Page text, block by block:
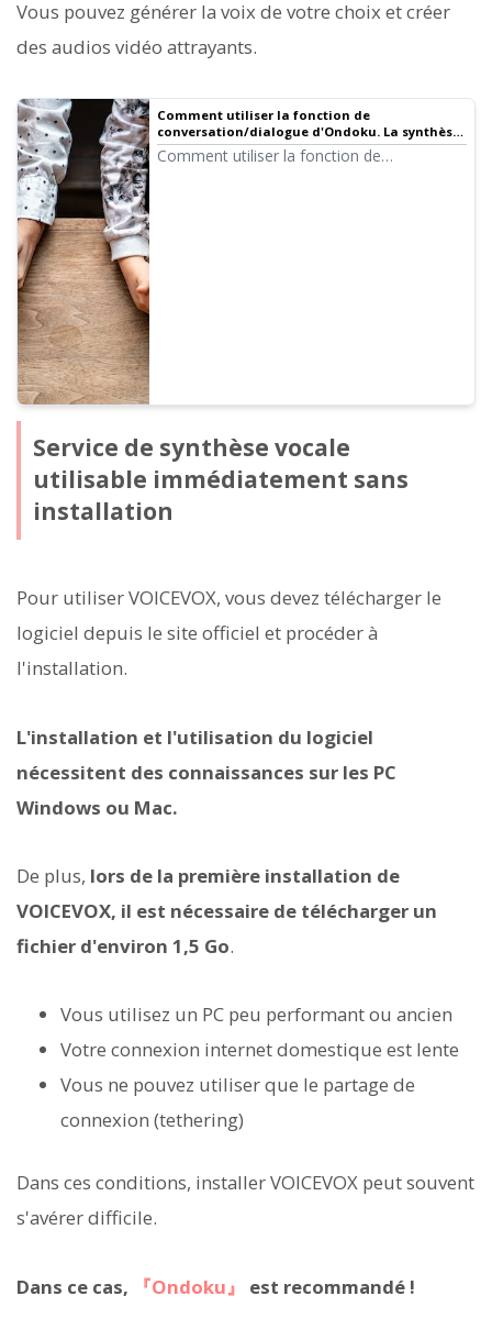
Vous pouvez générer la voix de votre choix et créer
des audios vidéo attrayants.
Comment utiliser la fonction de
conversation/dialogue d'Ondoku. La synthèse
vocale rend les supports d'écoute et la
création de textes longs plus pratiques !
Comment utiliser la fonction de
Service de synthèse vocale
utilisable immédiatement sans
installation
Pour utiliser VOICEVOX, vous devez télécharger le
logiciel depuis le site officiel et procéder à
l'installation.
L'installation et l'utilisation du logiciel
nécessitent des connaissances sur les PC
Windows ou Mac.
De plus, lors de la première installation de
VOICEVOX, il est nécessaire de télécharger un
fichier d'environ 1,5 Go.
Vous utilisez un PC peu performant ou ancien
Votre connexion internet domestique est lente
Vous ne pouvez utiliser que le partage de
connexion (tethering)
Dans ces conditions, installer VOICEVOX peut souvent
s'avérer difficile.
Dans ce cas, 『Ondoku』 est recommandé !